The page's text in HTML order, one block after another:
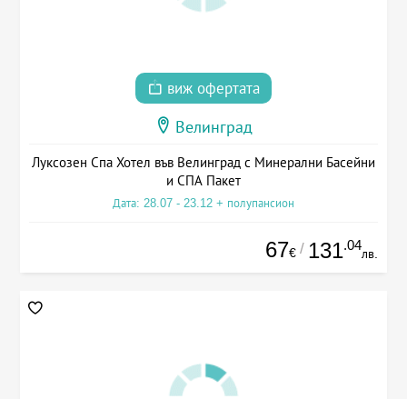
виж офертата
Велинград
Луксозен Спа Хотел във Велинград с Минерални Басейни
и СПА Пакет
Дата: 28.07 - 23.12 + полупансион
67€ / 131.04
лв.